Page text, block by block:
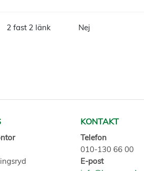
2 fast 2 länk Nej
KONTAKT
Telefon
010-130 66 00
E-post